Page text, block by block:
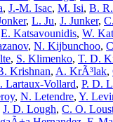
, J.-M. Isac, M. Isi, B.
, L. Ju, J. Junker,
E. Katsavounidis, W.
, N. Kijbunchoo,
, S. Klimenko, T. D.
Krishnan, A. KrÃ³lak,
Lartaux-Vollard, P. D.
, N. Letendre, Y.
J. D. Lough, C. O.